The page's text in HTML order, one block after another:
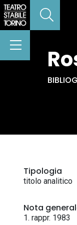
Tipologia
titolo analitico
Nota
1. rappr. 1983